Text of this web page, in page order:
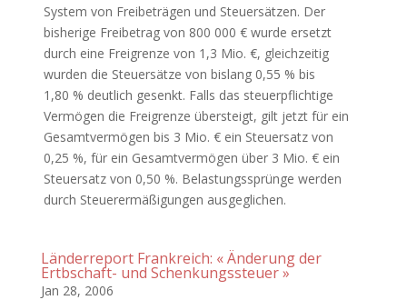
System von Freibeträgen und Steuersätzen. Der
bisherige Freibetrag von 800 000 € wurde ersetzt
durch eine Freigrenze von 1,3 Mio. €, gleichzeitig
wurden die Steuersätze von bislang 0,55 % bis
1,80 % deutlich gesenkt. Falls das steuerpflichtige
Vermögen die Freigrenze übersteigt, gilt jetzt für ein
Gesamtvermögen bis 3 Mio. € ein Steuersatz von
0,25 %, für ein Gesamtvermögen über 3 Mio. € ein
Steuersatz von 0,50 %. Belastungssprünge werden
durch Steuerermäßigungen ausgeglichen.
Länderreport Frankreich: « Änderung der
Ertbschaft- und Schenkungssteuer »
Jan 28, 2006